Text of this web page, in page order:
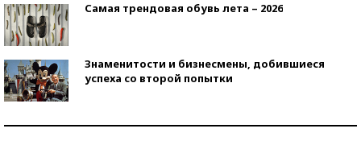
Самая трендовая обувь лета – 2026
Знаменитости и бизнесмены, добившиеся
успеха со второй попытки